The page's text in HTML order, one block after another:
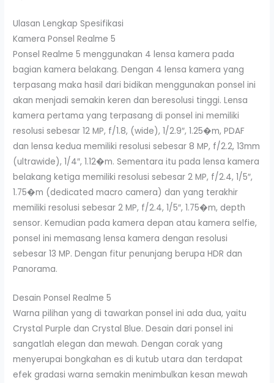
Ulasan Lengkap Spesifikasi
Kamera Ponsel Realme 5
Ponsel Realme 5 menggunakan 4 lensa kamera pada
bagian kamera belakang. Dengan 4 lensa kamera yang
terpasang maka hasil dari bidikan menggunakan ponsel ini
akan menjadi semakin keren dan beresolusi tinggi. Lensa
kamera pertama yang terpasang di ponsel ini memiliki
resolusi sebesar 12 MP, f/1.8, (wide), 1/2.9″, 1.25�m, PDAF
dan lensa kedua memiliki resolusi sebesar 8 MP, f/2.2, 13mm
(ultrawide), 1/4″, 1.12�m. Sementara itu pada lensa kamera
belakang ketiga memiliki resolusi sebesar 2 MP, f/2.4, 1/5″,
1.75�m (dedicated macro camera) dan yang terakhir
memiliki resolusi sebesar 2 MP, f/2.4, 1/5″, 1.75�m, depth
sensor. Kemudian pada kamera depan atau kamera selfie,
ponsel ini memasang lensa kamera dengan resolusi
sebesar 13 MP. Dengan fitur penunjang berupa HDR dan
Panorama.
Desain Ponsel Realme 5
Warna pilihan yang di tawarkan ponsel ini ada dua, yaitu
Crystal Purple dan Crystal Blue. Desain dari ponsel ini
sangatlah elegan dan mewah. Dengan corak yang
menyerupai bongkahan es di kutub utara dan terdapat
efek gradasi warna semakin menimbulkan kesan mewah